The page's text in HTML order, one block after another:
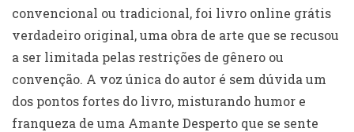
convencional ou tradicional, foi livro online grátis
verdadeiro original, uma obra de arte que se recusou
a ser limitada pelas restrições de gênero ou
convenção. A voz única do autor é sem dúvida um
dos pontos fortes do livro, misturando humor e
franqueza de uma Amante Desperto que se sente